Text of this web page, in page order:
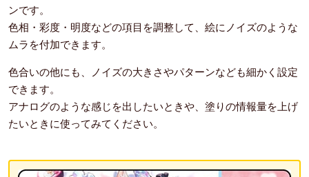
ンです。
色相・彩度・明度などの項目を調整して、絵にノイズのような
ムラを付加できます。
色合いの他にも、ノイズの大きさやパターンなども細かく設定
できます。
アナログのような感じを出したいときや、塗りの情報量を上げ
たいときに使ってみてください。